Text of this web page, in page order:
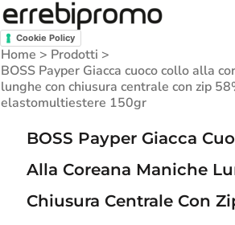
Cookie Policy
Home > Prodotti >
BOSS Payper Giacca cuoco collo alla
lunghe con chiusura centrale con zip
elastomultiestere 150gr
BOSS Payper Giacca
Alla Coreana Maniche
Chiusura Centrale Con